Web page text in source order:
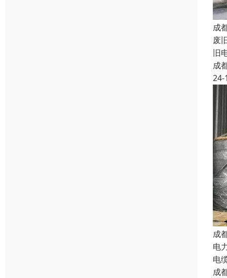
成
废
旧
成
24-
成
电
电
成